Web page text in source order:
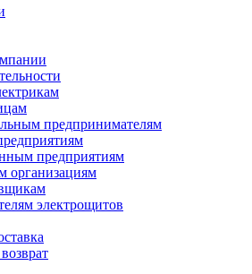
предпринимателям
предприятиям
электрощитов